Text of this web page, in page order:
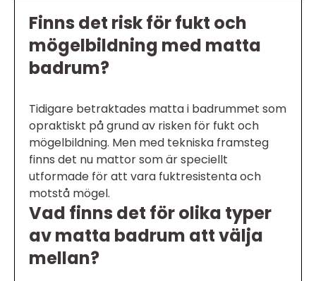
Finns det risk för fukt och
mögelbildning med matta
badrum?
Tidigare betraktades matta i badrummet som
opraktiskt på grund av risken för fukt och
mögelbildning. Men med tekniska framsteg
finns det nu mattor som är speciellt
utformade för att vara fuktresistenta och
motstå mögel.
Vad finns det för olika typer
av matta badrum att välja
mellan?